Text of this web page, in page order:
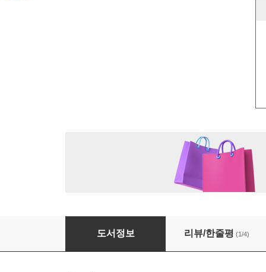
아내에서 동반자로
도서정보 리뷰/한줄평 (1/4)